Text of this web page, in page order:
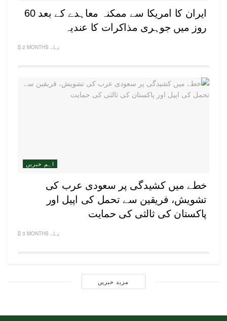
ایران کا امریکا سے ممکنہ معاہدے کے بعد 60
روز میں جوہری مذاکرات کا عندیہ
2 MONTHS پہلے
اہم خبریں
خطے میں کشیدگی پر سعودی عرب کی
تشویش، فریقین سے تحمل کی اپیل اور
پاکستان کی ثالثی کی حمایت
3 MONTHS پہلے
مزید خبریں